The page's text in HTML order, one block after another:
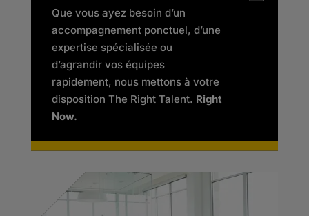
Que vous ayez besoin d’un
accompagnement ponctuel, d’une
expertise spécialisée ou
d’agrandir vos équipes
rapidement, nous mettons à votre
disposition The Right Talent. Right
Now.